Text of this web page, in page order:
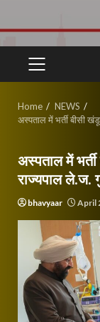
PRIMARY
Home
NEWS
अस्पताल में भर्ती बीसी
अस्पताल में
राज्यपाल ले.ज.
bhavyaar April